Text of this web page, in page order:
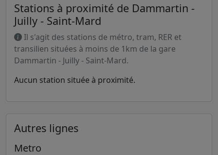
Stations à proximité de Dammartin -
Juilly - Saint-Mard
Il s'agit des stations de métro, tram, RER et
transilien situées à moins de 1km de la gare
Dammartin - Juilly - Saint-Mard.
Aucun station située à proximité.
Autres lignes
Metro